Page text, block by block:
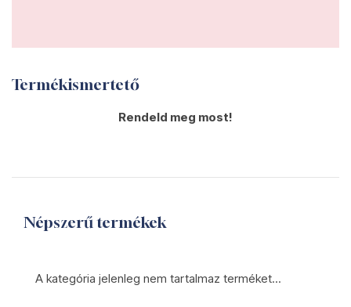
Termékismertető
Rendeld meg most!
Népszerű termékek
A kategória jelenleg nem tartalmaz terméket...